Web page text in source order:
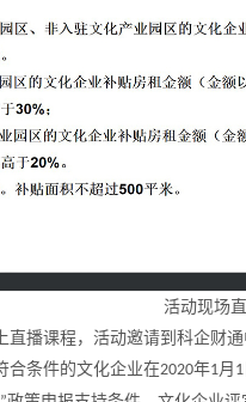
活动现场
直播课程，活动邀请到科企财
合条件的文化企业在2020年1月 1